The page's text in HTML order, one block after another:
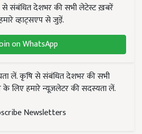
से संबंधित देशभर की सभी लेटेस्ट ख़बरें
व्हाट्सएप से जुड़ें.
on WhatsApp
लें. कृषि से संबंधित देशभर की सभी
लिए हमारे न्यूज़लेटर की सदस्यता लें.
Newsletters